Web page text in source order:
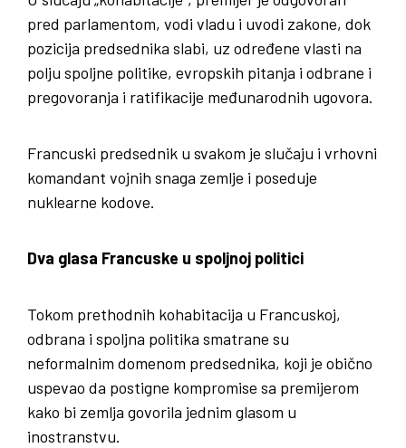
pred parlamentom, vodi vladu i uvodi zakone, dok
pozicija predsednika slabi, uz određene vlasti na
polju spoljne politike, evropskih pitanja i odbrane i
pregovoranja i ratifikacije međunarodnih ugovora.
Francuski predsednik u svakom je slučaju i vrhovni
komandant vojnih snaga zemlje i poseduje
nuklearne kodove.
Dva glasa Francuske u spoljnoj politici
Tokom prethodnih kohabitacija u Francuskoj,
odbrana i spoljna politika smatrane su
neformalnim domenom predsednika, koji je obično
uspevao da postigne kompromise sa premijerom
kako bi zemlja govorila jednim glasom u
inostranstvu.